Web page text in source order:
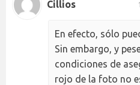
Cillios
En efecto, sólo
Sin embargo, y
condiciones de
rojo de la foto no